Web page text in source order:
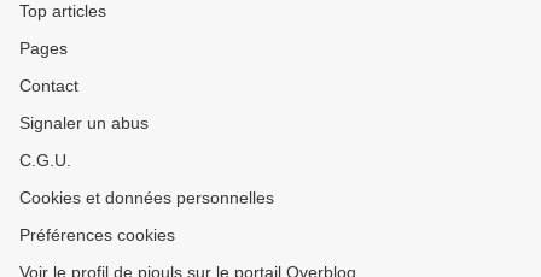
Top articles
Pages
Contact
Signaler un abus
C.G.U.
Cookies et données personnelles
Préférences cookies
Voir le profil de piouls sur le portail Overblog